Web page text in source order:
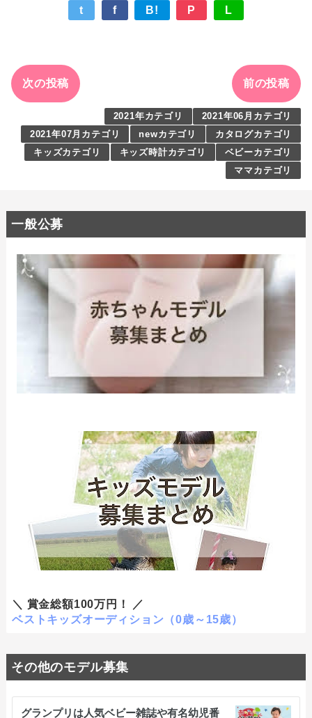
t f B! P L
次の投稿 前の投稿
2021年カテゴリ
2021年06月カテゴリ
2021年07月カテゴリ
newカテゴリ
カタログカテゴリ
キッズカテゴリ
キッズ時計カテゴリ
ベビーカテゴリ
ママカテゴリ
一般公募
＼ 賞金総額100万円！ ／
ベストキッズオーディション（0歳～15歳）
その他のモデル募集